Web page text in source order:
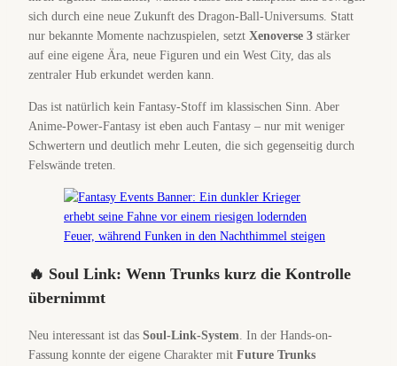
sich durch eine neue Zukunft des Dragon-Ball-Universums. Statt
nur bekannte Momente nachzuspielen, setzt Xenoverse 3 stärker
auf eine eigene Ära, neue Figuren und ein West City, das als
zentraler Hub erkundet werden kann.
Das ist natürlich kein Fantasy-Stoff im klassischen Sinn. Aber
Anime-Power-Fantasy ist eben auch Fantasy – nur mit weniger
Schwertern und deutlich mehr Leuten, die sich gegenseitig durch
Felswände treten.
🔥 Soul Link: Wenn Trunks kurz die Kontrolle
übernimmt
Neu interessant ist das Soul-Link-System. In der Hands-on-
Fassung konnte der eigene Charakter mit Future Trunks